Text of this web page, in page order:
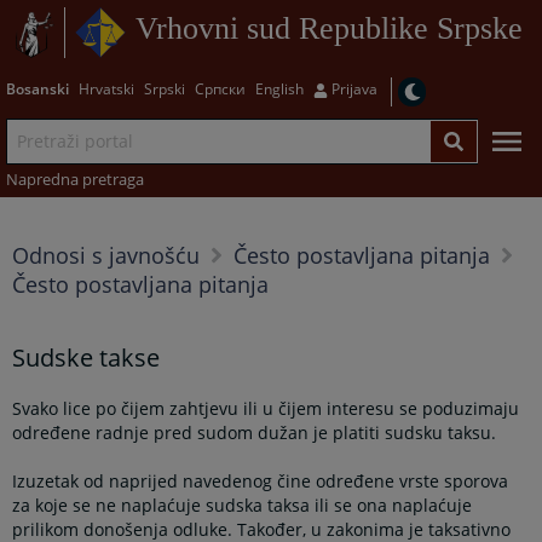
Vrhovni sud Republike Srpske
Bosanski Hrvatski Srpski Српски English Prijava
Napredna pretraga
Odnosi s javnošću
Često postavljana pitanja
Često postavljana pitanja
Sudske takse
Svako lice po čijem zahtjevu ili u čijem interesu se poduzimaju
određene radnje pred sudom dužan je platiti sudsku taksu.
Izuzetak od naprijed navedenog čine određene vrste sporova
za koje se ne naplaćuje sudska taksa ili se ona naplaćuje
prilikom donošenja odluke. Također, u zakonima je taksativno